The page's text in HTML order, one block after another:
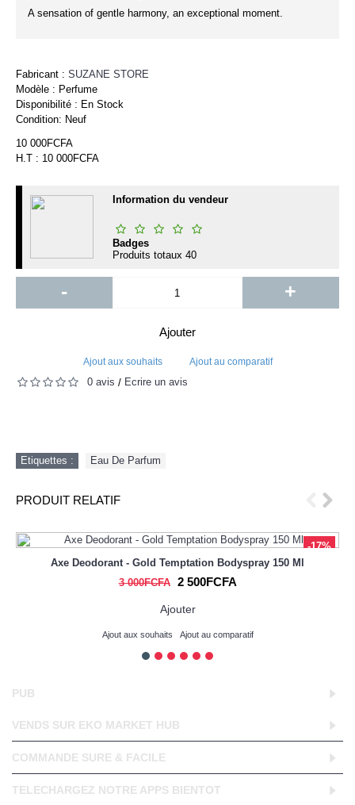
A sensation of gentle harmony, an exceptional moment.
Fabricant : SUZANE STORE
Modèle : Perfume
Disponibilité : En Stock
Condition: Neuf
10 000FCFA
H.T : 10 000FCFA
Information du vendeur
Badges
Produits totaux 40
- +
Ajouter
Ajout aux souhaits Ajout au comparatif
0 avis / Écrire un avis
Etiquettes : Eau De Parfum
PRODUIT RELATIF
-17%
Axe Deodorant - Gold Temptation Bodyspray 150 Ml
3 000FCFA
2 500FCFA
Ajouter
Ajout aux souhaits Ajout au comparatif
PUB
VENDS SUR EKO MARKET HUB
COMMANDE SURE & FACILE
TELECHARGEZ NOTRE APPS BIENTOT